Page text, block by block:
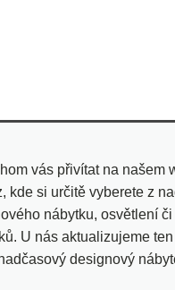
vás přivítat na našem
kde si určitě vyberete z
nábytku, osvětlení či
U nás aktualizujeme
designový